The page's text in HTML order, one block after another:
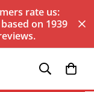
rate us:
based on 1939